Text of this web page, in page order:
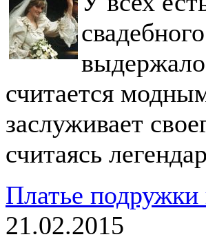
считается
заслуживает
считаясь
Платье подружки
21.02.2015